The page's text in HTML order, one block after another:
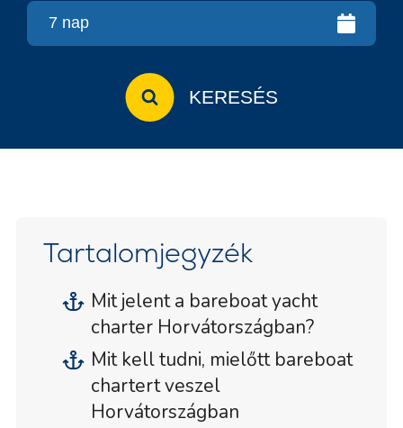
KERESÉS
Tartalomjegyzék
Mit jelent a bareboat yacht
charter Horvátországban?
Mit kell tudni, mielőtt bareboat
chartert veszel
Horvátországban